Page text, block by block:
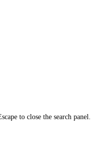
to close the search panel.